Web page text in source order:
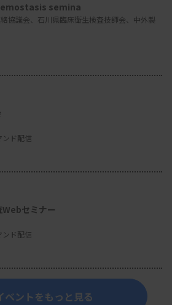
semina
協議会、石川県臨床衛生検査技師会、中外製
ンド配信
セミナー
ンド配信
ベントをもっと見る